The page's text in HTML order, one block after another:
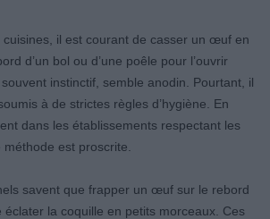
cuisines, il est courant de casser un œuf en
d’un bol ou d’une poêle pour l’ouvrir
instinctif, semble anodin. Pourtant, il
à de strictes règles d’hygiène. En
dans les établissements respectant les
est proscrite.
savent que frapper un œuf sur le rebord
éclater la coquille en petits morceaux. Ces